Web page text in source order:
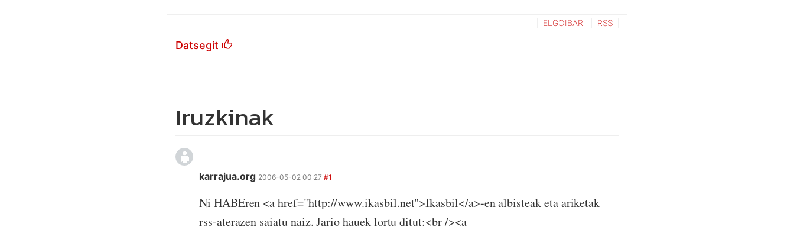
Datsegit
ELGOIBAR RSS
Iruzkinak
karrajua.org 2006-05-02 00:27 #1
Ni HABEren <a href="http://www.ikasbil.net">Ikasbil</a>-en albisteak eta ariketak
rss-aterazen saiatu naiz. Jario hauek lortu ditut:<br /><a